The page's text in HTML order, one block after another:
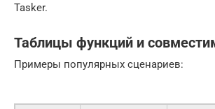
Tasker.
Таблицы функций и
Примеры популярных сценариев: